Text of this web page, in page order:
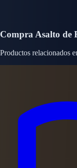
Compra Asalto de
Productos relacionados